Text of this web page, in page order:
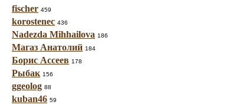
fischer 459
korostenec 436
Nadezda Mihhailova 186
Магаз Анатолий 184
Борис Ассеев 178
Рыбак 156
ggeolog 88
kuban46 59